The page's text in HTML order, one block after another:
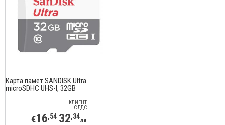
Карта памет SANDISK Ultra
microSDHC UHS-I, 32GB
КЛИЕНТ
С ДДС
€16,54 32,34лв